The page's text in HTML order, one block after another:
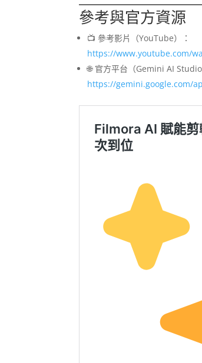
參考與官方資源
📺 參考影片（YouTube）：
https://www.youtube.com/
🌐 官方平台（Gemini AI Studio
https://gemini.google.com/